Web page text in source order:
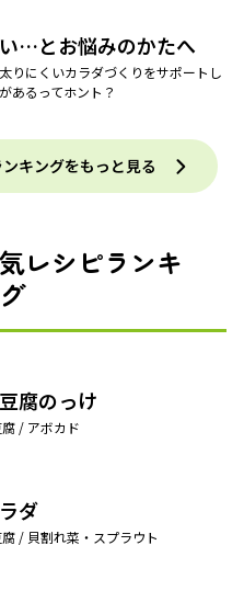
…とお悩みのかたへ
りにくいカラダづくりをサポートし
あるってホント？
キングをもっと見る
レシピランキ
腐のっけ
/ アボカド
ダ
/ 貝割れ菜・スプラウト